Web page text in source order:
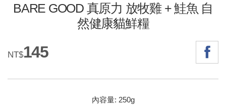
BARE GOOD 真原力 放牧雞 + 鮭魚 自
然健康貓鮮糧
NT$145
內容量: 250g